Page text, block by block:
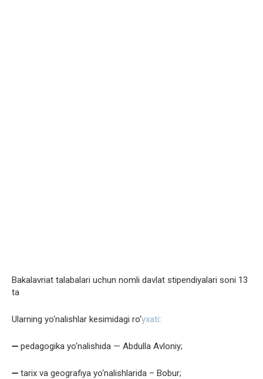
Bakalavriat talabalari uchun nomli davlat stipendiyalari soni 13
ta
Ularning yo‘nalishlar kesimidagi ro‘yxati:
➖ pedagogika yo‘nalishida — Abdulla Avloniy;
➖ tarix va geografiya yo‘nalishlarida – Bobur;